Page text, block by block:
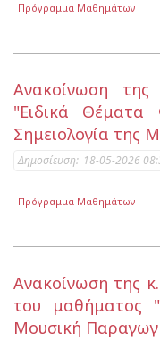
Πρόγραμμα Μαθημάτων
Ανακοίνωση
"Ειδικά Θέματα
Σημειολογία της
Δημοσίευση: 18-05-2026
Πρόγραμμα Μαθημάτων
Ανακοίνωση της
του μαθήματος
Μουσική